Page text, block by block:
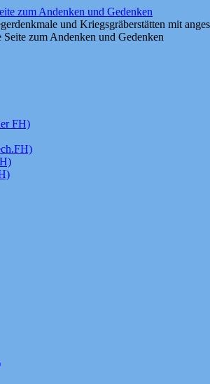
zum Andenken und Gedenken
und Kriegsgräberstätten mit
FH)